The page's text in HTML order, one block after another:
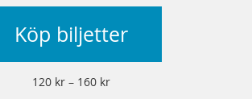
Köp biljetter
120 kr – 160 kr